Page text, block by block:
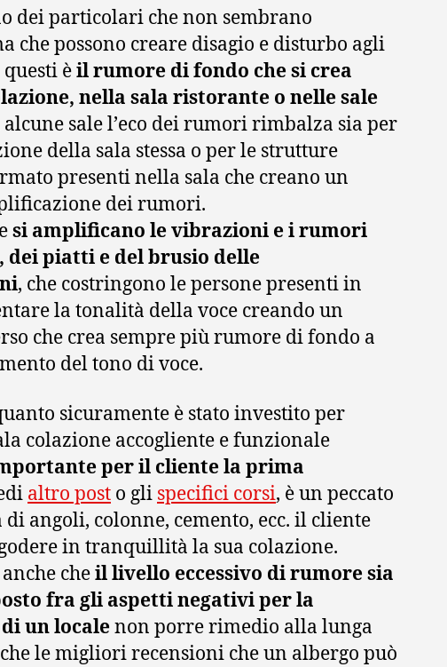
dei particolari che non sembrano
che possono creare disagio e disturbo agli
èil rumore di fondo che si crea
nella sala ristorante o nelle sale
sale l’eco dei rumori rimbalza sia per
della sala stessa o per le strutture
presenti nella sala che creano un
dei rumori.
si amplificano le vibrazioni e i rumori
dei piatti e del brusio delle
, che costringono le persone presenti in
la tonalità della voce creando un
che crea sempre più rumore di fondo a
del tono di voce.
sicuramente è stato investito per
colazione accogliente e funzionale
per il cliente la prima
altro post o gli specifici corsi, è un peccato
di angoli, colonne, cemento, ecc. il cliente
in tranquillità la sua colazione.
cheil livello eccessivo di rumore sia
fra gli aspetti negativi per la
un localenon porre rimedio alla lunga
le migliori recensioni che un albergo può